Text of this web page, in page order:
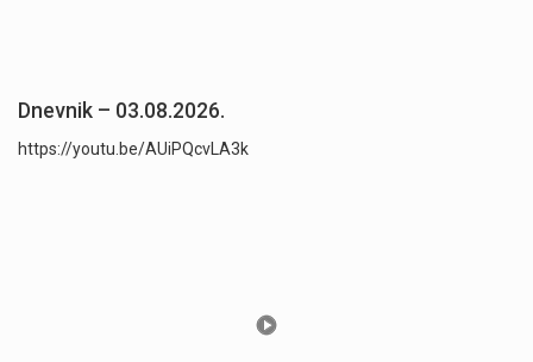
Dnevnik – 03.08.2026.
https://youtu.be/AUiPQcvLA3k